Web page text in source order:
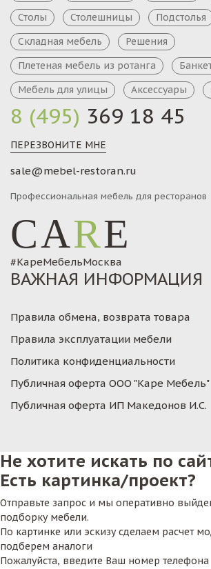
8 (495) 369 18 45
ПЕРЕЗВОНИТЕ МНЕ
sale@mebel-restoran.ru
Профессиональная мебель для ресторанов
CARE
#КареМебельМосква
Столы
Столешницы
Подстолья
Складная мебель
Решения
Плетеная мебель из ротанга
Мебель для улицы
Аксессуары
ВАЖНАЯ ИНФОРМАЦИЯ
Правила обмена, возврата товара
Правила эксплуатации мебели
Политика конфиденциальности
Публичная оферта ООО "Каре Мебель"
Публичная оферта ИП Македонов И.С.
Не хотите искать по
Есть картинка/проект?
Отправьте запрос и мы оперативно
подборку мебели.
По картинке или эскизу сделаем расчет
подберем аналоги
Пожалуйста, введите Ваш номер телефона